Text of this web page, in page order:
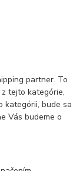
partner. To
tejto kategórie,
kategórii, bude sa
Vás budeme o